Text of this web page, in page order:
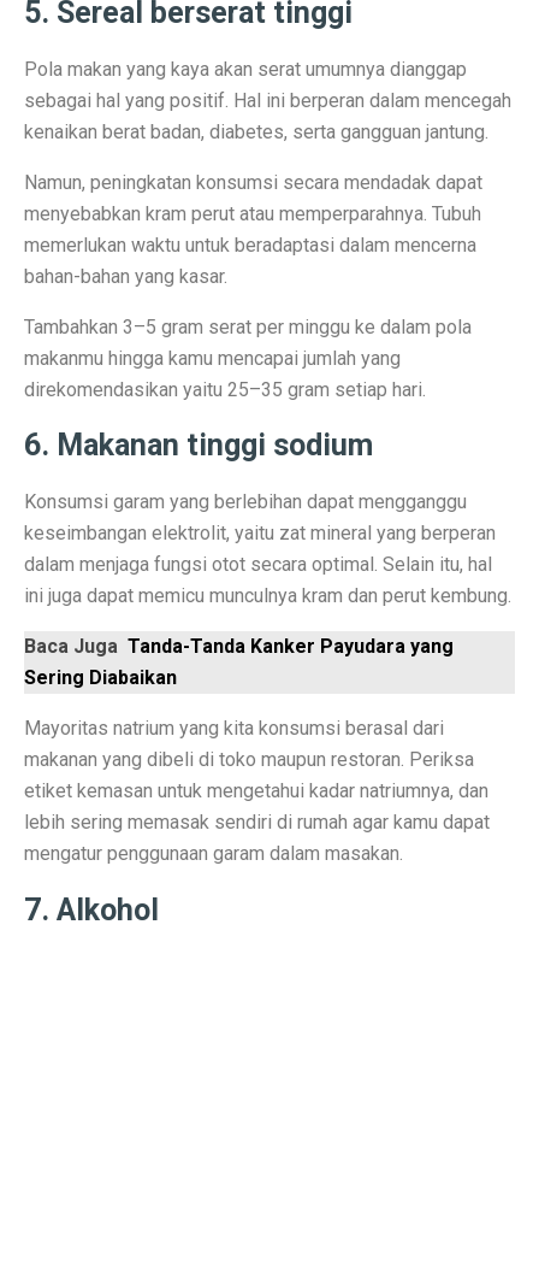
5 Kondisi Ibu Hamil Perlu Vaksin RSV, Juga Penting
Cuaca Tana Toraja 1 Oktober 2025: Cerah Pagi, Siang
Cuaca Cerah di Toraja Utara Penuh Kesejukan 1
Prakiraan Cuaca Kaltara 2 Oktober 2025: Cerah
Tropic Warm: Teknologi EIGER Jaga Tubuh Tetap
Lokasi Syuting Film Indonesia yang Jadi Wisata,
Bagian 2 – Jika PKI Menang 30 September: Negeri
5 Fakta Menarik Doha, Kota Mewah di Tengah Timur
Gempa 6,9 Magnitudo Filipina Tewarkan 69 Jiwa
Ini yang Harus Kamu Lakukan Saat Bantu Persalinan
RUU P2SK Disahkan di Paripurna DPR Hari Ini
5 Perbedaan Utama Lembaga Keuangan Syariah dan
BAIC BJ30 Hybrid Jadi Sorotan GIIAS Bandung
Nasib Negara Paling Terdampak Perubahan Iklim di
Maju Pesat Teknologi, Kecerdasan Buatan Jadi Jawaban
5. Sereal berserat tinggi
Pola makan yang kaya akan serat umumnya dianggap
sebagai hal yang positif. Hal ini berperan dalam mencegah
kenaikan berat badan, diabetes, serta gangguan jantung.
Namun, peningkatan konsumsi secara mendadak dapat
menyebabkan kram perut atau memperparahnya. Tubuh
memerlukan waktu untuk beradaptasi dalam mencerna
bahan-bahan yang kasar.
Tambahkan 3–5 gram serat per minggu ke dalam pola
makanmu hingga kamu mencapai jumlah yang
direkomendasikan yaitu 25–35 gram setiap hari.
6. Makanan tinggi sodium
Konsumsi garam yang berlebihan dapat mengganggu
keseimbangan elektrolit, yaitu zat mineral yang berperan
dalam menjaga fungsi otot secara optimal. Selain itu, hal
ini juga dapat memicu munculnya kram dan perut kembung.
Baca Juga Tanda-Tanda Kanker Payudara yang
Sering Diabaikan
Mayoritas natrium yang kita konsumsi berasal dari
makanan yang dibeli di toko maupun restoran. Periksa
etiket kemasan untuk mengetahui kadar natriumnya, dan
lebih sering memasak sendiri di rumah agar kamu dapat
mengatur penggunaan garam dalam masakan.
7. Alkohol